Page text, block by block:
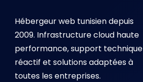
Hébergeur web tunisien depuis
2009. Infrastructure cloud haute
performance, support technique
réactif et solutions adaptées à
toutes les entreprises.